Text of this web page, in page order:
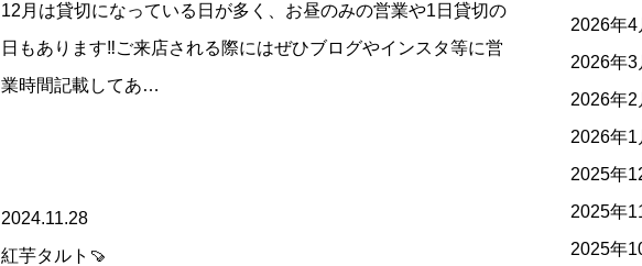
12月は貸切になっている日が多く、お昼のみの営業や1日貸切の
日もあります‼️ご来店される際にはぜひブログやインスタ等に営
業時間記載してあ…
2024.11.28
紅芋タルト🍠
2026年4
2026年3
2026年2
2026年1
2025年
2025年
2025年